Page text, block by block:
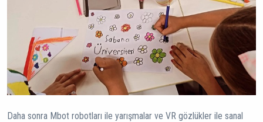
Daha sonra Mbot robotları ile yarışmalar ve VR gözlükler ile sanal